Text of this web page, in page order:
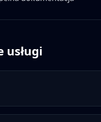
usługi